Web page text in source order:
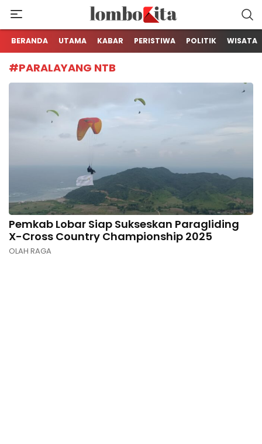
LOMBOKita
Media Berita Online dari Lombok
BERANDA UTAMA KABAR PERISTIWA POLITIK WISATA
#PARALAYANG NTB
Pemkab Lobar Siap Sukseskan Paragliding
X-Cross Country Championship 2025
OLAH RAGA